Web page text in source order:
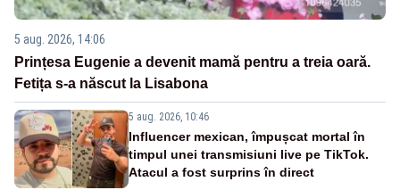
5 aug. 2026, 14:06
Prințesa Eugenie a devenit mamă pentru a treia oară.
Fetița s-a născut la Lisabona
5 aug. 2026, 10:46
Influencer mexican, împușcat mortal în
timpul unei transmisiuni live pe TikTok.
Atacul a fost surprins în direct